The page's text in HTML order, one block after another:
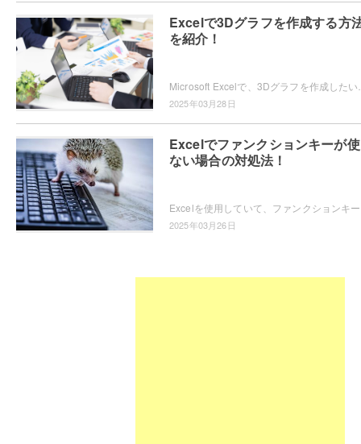
Excelで3Dグラフを作成する方
を紹介！
2025年03月28日
Excelでファンクションキーが
ない場合の対処法！
2025年03月26日